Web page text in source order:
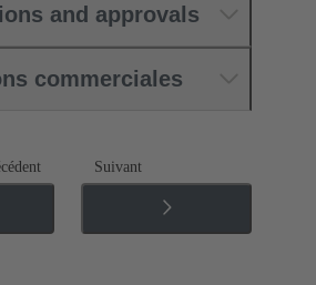
and approvals
commerciales
Suivant